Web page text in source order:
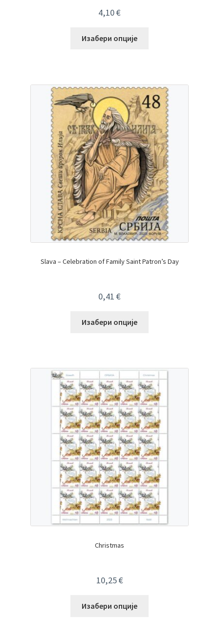
4,10€
Изабери опције
Slava – Celebration of Family Saint Patron’s Day
0,41 €
Изабери опције
Christmas
10,25€
Изабери опције